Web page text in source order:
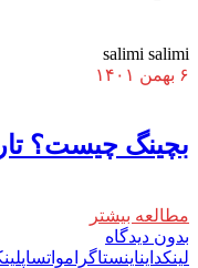
salimi salimi
۶ بهمن ۱۴۰۱
بچینگ چیست؟
مطالعه بیشتر
بدون دیدگاه
لینکدایناینستاگرامواتساپ